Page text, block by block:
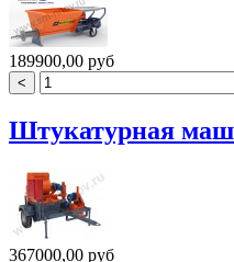
189900,00 руб
Штукатурная
367000,00 руб